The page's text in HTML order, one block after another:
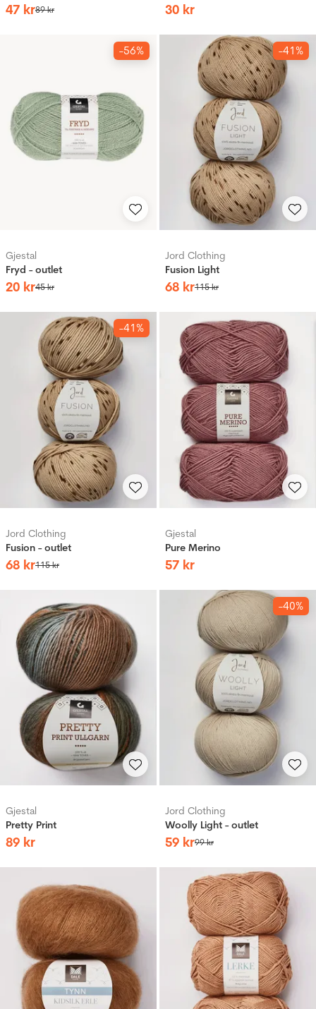
47 kr89kr 30 kr
-56%
Gjestal
Fryd - outlet
20 kr45kr
-41%
Jord Clothing
Fusion Light
68 kr115kr
-41%
Jord Clothing
Fusion - outlet
68 kr115kr
Gjestal
Pure Merino
57 kr
Gjestal
Pretty Print
89 kr
-40%
Jord Clothing
Woolly Light - outlet
59 kr99kr